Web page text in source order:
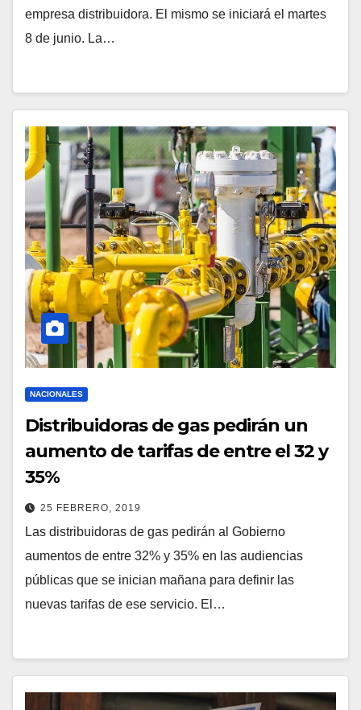
empresa distribuidora. El mismo se iniciará el martes
8 de junio. La…
NACIONALES
Distribuidoras de gas pedirán un
aumento de tarifas de entre el 32 y
35%
25 FEBRERO, 2019
Las distribuidoras de gas pedirán al Gobierno
aumentos de entre 32% y 35% en las audiencias
públicas que se inician mañana para definir las
nuevas tarifas de ese servicio. El…